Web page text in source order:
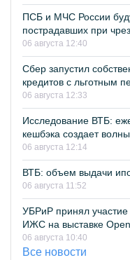
ПСБ и МЧС России
пострадавших при
06 августа 12:40
Сбер запустил
кредитов с льготным
06 августа 12:33
Исследование ВТБ:
кешбэка создает
06 августа 12:14
ВТБ: объем выдачи
06 августа 11:52
УБРиР принял участие
ИЖС на выставке
06 августа 10:40
Все новости